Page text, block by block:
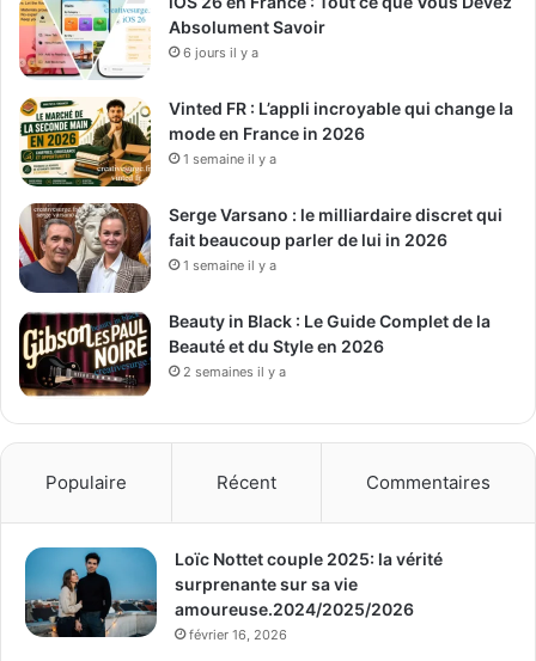
Absolument Savoir
6 jours il y a
Vinted FR : L’appli incroyable qui change la
mode en France in 2026
1 semaine il y a
Serge Varsano : le milliardaire discret qui
fait beaucoup parler de lui in 2026
1 semaine il y a
Beauty in Black : Le Guide Complet de la
Beauté et du Style en 2026
2 semaines il y a
Populaire Récent Commentaires
Loïc Nottet couple 2025: la vérité
surprenante sur sa vie
amoureuse.2024/2025/2026
février 16, 2026